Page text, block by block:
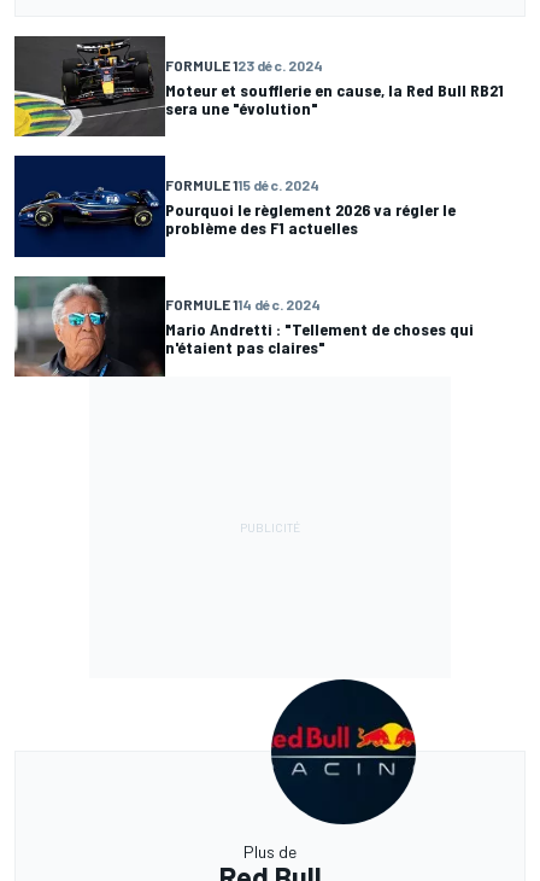
FORMULE 123 déc. 2024
Moteur et soufflerie en cause, la Red Bull RB21
sera une "évolution"
FORMULE 115 déc. 2024
Pourquoi le règlement 2026 va régler le
problème des F1 actuelles
FORMULE 114 déc. 2024
Mario Andretti : "Tellement de choses qui
n'étaient pas claires"
Plus de